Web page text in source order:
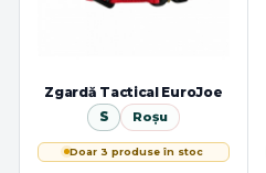
Zgardă Tactical EuroJoe
S Roșu
Doar 3 produse în stoc